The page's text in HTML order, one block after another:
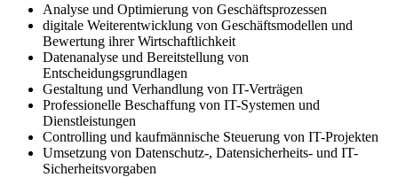
Analyse und Optimierung von Geschäftsprozessen
digitale Weiterentwicklung von Geschäftsmodellen und
Bewertung ihrer Wirtschaftlichkeit
Datenanalyse und Bereitstellung von
Entscheidungsgrundlagen
Gestaltung und Verhandlung von IT-Verträgen
Professionelle Beschaffung von IT-Systemen und
Dienstleistungen
Controlling und kaufmännische Steuerung von IT-Projekten
Umsetzung von Datenschutz-, Datensicherheits- und IT-
Sicherheitsvorgaben